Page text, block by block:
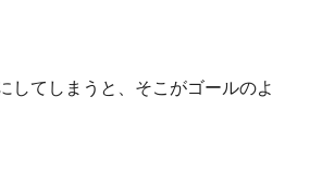
してしまうと、そこがゴールのよ